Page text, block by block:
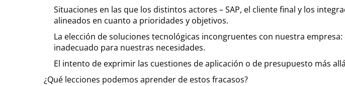
Situaciones en las que los distintos actores – SAP, el cliente final y los
alineados en cuanto a prioridades y objetivos.
La elección de soluciones tecnológicas incongruentes con nuestra
inadecuado para nuestras necesidades.
El intento de exprimir las cuestiones de aplicación o de presupuesto más
¿Qué lecciones podemos aprender de estos fracasos?